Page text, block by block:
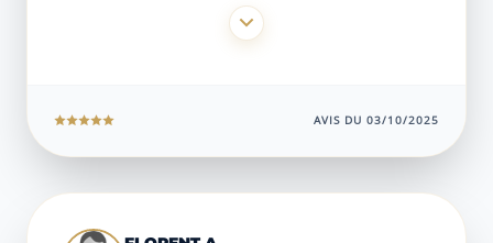
des promoteurs et gestionnaires de patrimoine
que nous avons rencontrés.
Bertrand-Demanes s’est totalement démarqué
AVIS DU 03/10/2025